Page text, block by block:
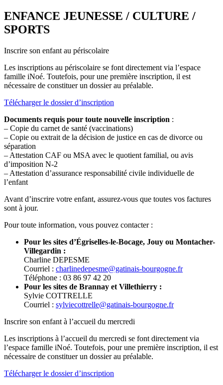
ENFANCE JEUNESSE / CULTURE /
SPORTS
Inscrire son enfant au périscolaire
Les inscriptions au périscolaire se font directement via l’espace
famille iNoé. Toutefois, pour une première inscription, il est
nécessaire de constituer un dossier au préalable.
Télécharger le dossier d’inscription
Documents requis pour toute nouvelle inscription :
– Copie du carnet de santé (vaccinations)
– Copie ou extrait de la décision de justice en cas de divorce ou
séparation
– Attestation CAF ou MSA avec le quotient familial, ou avis
d’imposition N-2
– Attestation d’assurance responsabilité civile individuelle de
l’enfant
Avant d’inscrire votre enfant, assurez-vous que toutes vos factures
sont à jour.
Pour toute information, vous pouvez contacter :
Pour les sites d’Égriselles-le-Bocage, Jouy ou Montacher-
Villegardin :
Charline DEPESME
Courriel : charlinedepesme@gatinais-bourgogne.fr
Téléphone : 03 86 97 42 20
Pour les sites de Brannay et Villethierry :
Sylvie COTTRELLE
Courriel : sylviecottrelle@gatinais-bourgogne.fr
Inscrire son enfant à l’accueil du mercredi
Les inscriptions à l’accueil du mercredi se font directement via
l’espace famille iNoé. Toutefois, pour une première inscription, il est
nécessaire de constituer un dossier au préalable.
Télécharger le dossier d’inscription